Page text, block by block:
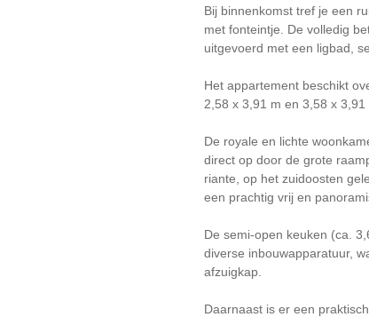
Bij binnenkomst tref je een
met fonteintje. De volledig
uitgevoerd met een ligbad,
Het appartement beschikt
2,58 x 3,91 m en 3,58 x
De royale en lichte
direct op door de grote
riante, op het zuidoosten
een prachtig vrij en
De semi-open keuken (ca.
diverse inbouwapparatuur,
afzuigkap.
Daarnaast is er een